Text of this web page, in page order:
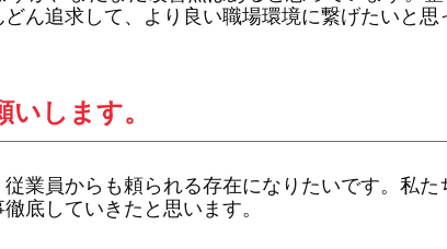
ん追求して、より良い職場環境に繋げたいと思
します。
業員からも頼られる存在になりたいです。私
底していきたと思います。